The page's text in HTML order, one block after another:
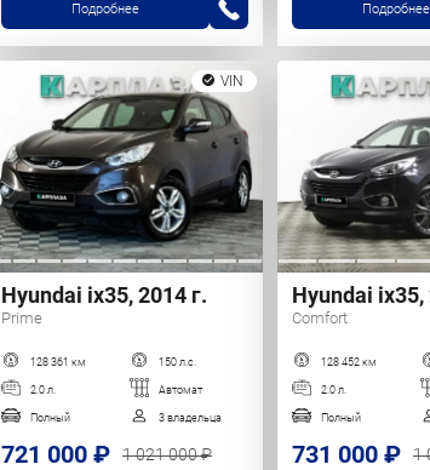
Подробнее Подробнее
VIN
Hyundai ix35, 2014 г.
Prime
128 361 км 150 л.с.
2.0 л. Автомат
Полный 3 владельца
721 000 ₽
1 021 000 ₽
Hyundai ix35,
Comfort
128 452 км
2.0 л.
Полный
731 000 ₽
1